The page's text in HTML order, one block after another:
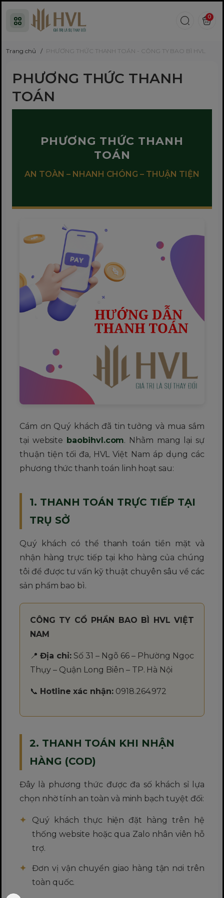
0
Trang chủ / PHƯƠNG THỨC THANH TOÁN - CÔNG TY BAO BÌ HVL
PHƯƠNG THỨC THANH
TOÁN
PHƯƠNG THỨC THANH
TOÁN
AN TOÀN – NHANH CHÓNG – THUẬN TIỆN
Cám ơn Quý khách đã tin tưởng và mua sắm
tại website baobihvl.com. Nhằm mang lại sự
thuận tiện tối đa, HVL Việt Nam áp dụng các
phương thức thanh toán linh hoạt sau:
1. THANH TOÁN TRỰC TIẾP TẠI
TRỤ SỞ
Quý khách có thể thanh toán tiền mặt và
nhận hàng trực tiếp tại kho hàng của chúng
tôi để được tư vấn kỹ thuật chuyên sâu về các
sản phẩm bao bì.
CÔNG TY CỔ PHẦN BAO BÌ HVL VIỆT
NAM
📍Địa chỉ: Số 31 – Ngõ 66 – Phường Ngọc
Thụy – Quận Long Biên – TP. Hà Nội
📞 Hotline xác nhận:0918.264.972
2. THANH TOÁN KHI NHẬN
HÀNG (COD)
Đây là phương thức được đa số khách sỉ lựa
chọn nhờ tính an toàn và minh bạch tuyệt đối:
Quý khách thực hiện đặt hàng trên hệ
thống website hoặc qua Zalo nhân viên hỗ
trợ.
Đơn vị vận chuyển giao hàng tận nơi trên
toàn quốc.